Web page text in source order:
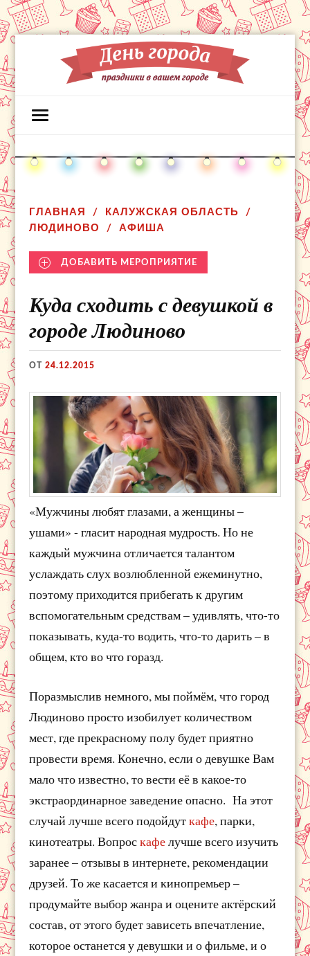
ГЛАВНАЯ
КАЛУЖСКАЯ ОБЛАСТЬ
ЛЮДИНОВО
АФИША
ДОБАВИТЬ МЕРОПРИЯТИЕ
Куда сходить с девушкой в
городе Людиново
ОТ24.12.2015
«Мужчины любят глазами, а женщины –
ушами» - гласит народная мудрость. Но не
каждый мужчина отличается талантом
услаждать слух возлюбленной ежеминутно,
поэтому приходится прибегать к другим
вспомогательным средствам – удивлять, что-то
показывать, куда-то водить, что-то дарить – в
общем, кто во что горазд.
Поразмыслив немного, мы поймём, что город
Людиново просто изобилует количеством
мест, где прекрасному полу будет приятно
провести время. Конечно, если о девушке Вам
мало что известно, то вести её в какое-то
экстраординарное заведение опасно. На этот
случай лучше всего подойдуткафе, парки,
кинотеатры. Вопроскафелучше всего изучить
заранее – отзывы в интернете, рекомендации
друзей. То же касается и кинопремьер –
продумайте выбор жанра и оцените актёрский
состав, от этого будет зависеть впечатление,
которое останется у девушки и о фильме, и о